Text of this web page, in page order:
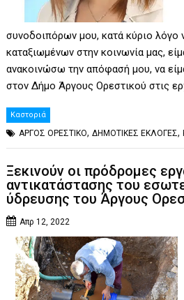
συνοδοιπόρων μου, κατά κύριο λόγο
καταξιωμένων στην κοινωνία μας,
ανακοινώσω την απόφασή μου, να
στον Δήμο Άργους Ορεστικού στις
Καστοριά
ΑΡΓΟΣ ΟΡΕΣΤΙΚΟ,ΔΗΜΟΤΙΚΕΣ ΕΚΛΟΓΕΣ,
Ξεκινούν οι πρόδρομες
αντικατάστασης του
ύδρευσης του Άργους
Απρ 12, 2022